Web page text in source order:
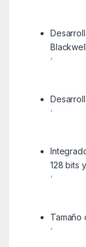
‘
‘
128 bits
‘
Tamaño
‘